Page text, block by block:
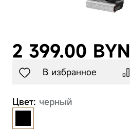
Газонокосилки
2 399.00 BYN
В избранное
Цвет: черный